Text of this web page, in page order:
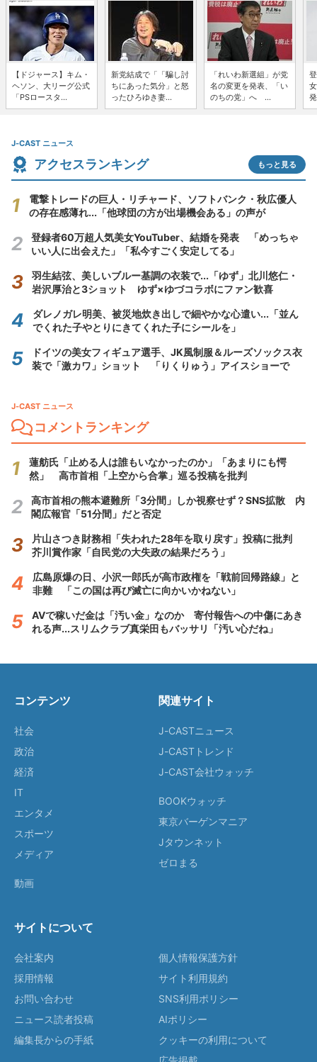
【ドジャース】キム・
ヘソン、大リーグ公式
「PSロースタ...
新党結成で「「騙し討
ちにあった気分」と怒
ったひろゆき妻...
「れいわ新選組」が党
名の変更を発表、「い
のちの党」へ ...
J-CAST ニュース
アクセスランキング もっと見る
電撃トレードの巨人・リチャード、ソフトバンク・秋広優人
の存在感薄れ...「他球団の方が出場機会ある」の声が
登録者60万超人気美女YouTuber、結婚を発表 「めっちゃ
いい人に出会えた」「私今すごく安定してる」
羽生結弦、美しいブルー基調の衣装で...「ゆず」北川悠仁・
岩沢厚治と3ショット ゆず×ゆづコラボにファン歓喜
ダレノガレ明美、被災地炊き出しで細やかな心遣い...「並ん
でくれた子やとりにきてくれた子にシールを」
ドイツの美女フィギュア選手、JK風制服＆ルーズソックス衣
装で「激カワ」ショット 「りくりゅう」アイスショーで
J-CAST ニュース
コメントランキング
蓮舫氏「止める人は誰もいなかったのか」「あまりにも愕
然」 高市首相「上空から合掌」巡る投稿を批判
高市首相の熊本避難所「3分間」しか視察せず？SNS拡散 内
閣広報官「51分間」だと否定
片山さつき財務相「失われた28年を取り戻す」投稿に批判
芥川賞作家「自民党の大失政の結果だろう」
広島原爆の日、小沢一郎氏が高市政権を「戦前回帰路線」と
非難 「この国は再び滅亡に向かいかねない」
AVで稼いだ金は「汚い金」なのか 寄付報告への中傷にあき
れる声...スリムクラブ真栄田もバッサリ「汚い心だね」
コンテンツ
社会
政治
経済
IT
エンタメ
スポーツ
メディア
動画
関連サイト
J-CASTニュース
J-CASTトレンド
J-CAST会社ウォッチ
BOOKウォッチ
東京バーゲンマニア
Jタウンネット
ゼロまる
サイトについて
会社案内
採用情報
お問い合わせ
ニュース読者投稿
編集長からの手紙
個人情報保護方針
サイト利用規約
SNS利用ポリシー
AIポリシー
クッキーの利用について